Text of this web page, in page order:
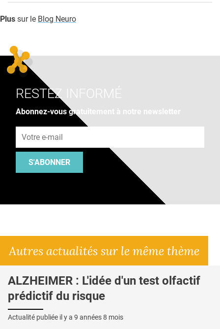
Plus sur le Blog Neuro
RESTEZ INFORMÉ
Abonnez-vous gratuitement à notre newsletter
S'ABONNER
Autres actualités sur le même thème
ALZHEIMER : L'idée d'un test olfactif
prédictif du risque
Actualité publiée il y a 9 années 8 mois